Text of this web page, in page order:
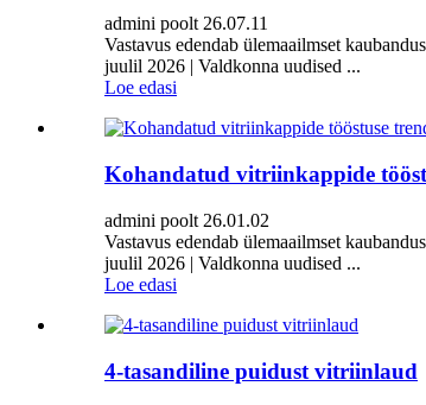
admini poolt 26.07.11
Vastavus edendab ülemaailmset
juulil 2026 | Valdkonna uudised ...
Loe edasi
Kohandatud vitriinkappide
admini poolt 26.01.02
Vastavus edendab ülemaailmset
juulil 2026 | Valdkonna uudised ...
Loe edasi
4-tasandiline puidust vitriinlaud